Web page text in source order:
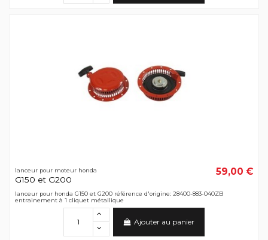
lanceur pour moteur honda
G150 et G200
59,00 €
lanceur pour honda G150 et G200 référence d'origine: 28400-883-040ZB
entrainement à 1 cliquet métallique
Ajouter au panier